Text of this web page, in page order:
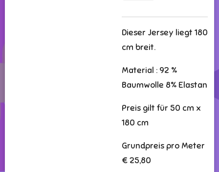
Dieser Jersey liegt 180
cm breit.
Material : 92 %
Baumwolle 8% Elastan
Preis gilt für 50 cm x
180 cm
Grundpreis pro Meter
€ 25,80